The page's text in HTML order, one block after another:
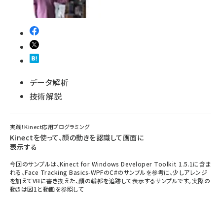
データ解析
技術解説
実践！Kinect応用プログラミング
Kinectを使って、顔の動きを認識して画面に
表示する
今回のサンプルは、Kinect for Windows Developer Toolkit 1.5.1に含ま
れる、Face Tracking Basics-WPFのC#のサンプルを参考に、少しアレンジ
を加えてVBに書き換えた、顔の輪郭を追跡して表示するサンプルです。実際の
動きは図1と動画を参照して